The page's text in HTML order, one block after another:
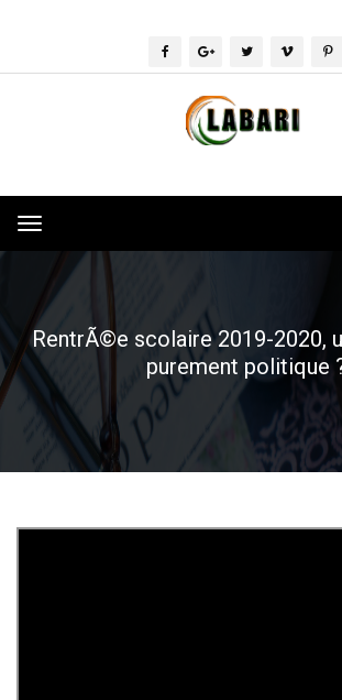
Toggle
navigation
RentrÃ©e scolaire 2019-2020,
purement politique